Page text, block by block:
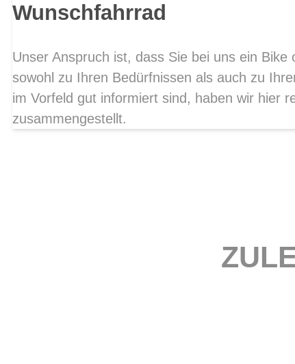
Wunschfahrrad
Unser Anspruch ist, dass Sie bei uns ein Bike
sowohl zu Ihren Bedürfnissen als auch zu
im Vorfeld gut informiert sind, haben wir hier
zusammengestellt.